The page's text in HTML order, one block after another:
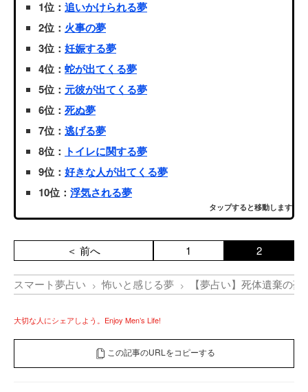
1位： 追いかけられる夢
2位： 火事の夢
3位： 妊娠する夢
4位： 蛇が出てくる夢
5位： 元彼が出てくる夢
6位： 死ぬ夢
7位： 逃げる夢
8位： トイレに関する夢
9位： 好きな人が出てくる夢
10位： 浮気される夢
タップすると移動します
＜ 前へ 1 2
スマート夢占い 怖いと感じる夢 【夢占い】死体遺棄の
大切な人にシェアしよう。Enjoy Men’s Life!
この記事のURLをコピーする